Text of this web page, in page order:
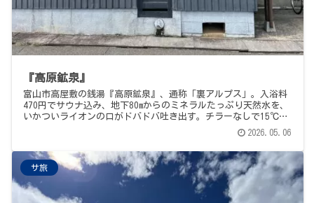
『高原鉱泉』
富山市高屋敷の銭湯『高原鉱泉』、通称「裏アルプス」。入浴料
470円でサウナ込み、地下80mからのミネラルたっぷり天然水を、
いかついライオンの口がドバドバ吐き出す。チラーなしで15℃の
水風呂、アチアチのサ室、ロビーにアイスと駄菓子。サ旅メシは
2026.05.06
サ旅